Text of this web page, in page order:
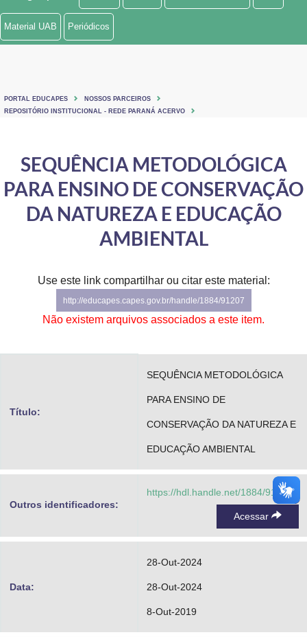
Ministério de Minas e Energia
Ministério do Turismo
Controladoria-Geral da União
Gabinete de Segurança Institucional
Advocacia-Geral da União
Material UAB Periódicos
PORTAL EDUCAPES
NOSSOS PARCEIROS
REPOSITÓRIO INSTITUCIONAL - REDE PARANÁ ACERVO
SEQUÊNCIA METODOLÓGICA
PARA ENSINO DE CONSERVAÇÃO
DA NATUREZA E EDUCAÇÃO
AMBIENTAL
Use este link compartilhar ou citar este material:
http://educapes.capes.gov.br/handle/1884/91207
Não existem arquivos associados a este item.
Título:
SEQUÊNCIA METODOLÓGICA
PARA ENSINO DE
CONSERVAÇÃO DA NATUREZA E
EDUCAÇÃO AMBIENTAL
Outros identificadores:
https://hdl.handle.net/1884/91207
Acessar
Data:
28-Out-2024
28-Out-2024
8-Out-2019